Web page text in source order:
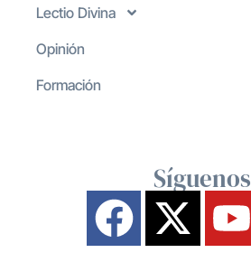
Lectio Divina
Opinión
Formación
Síguenos